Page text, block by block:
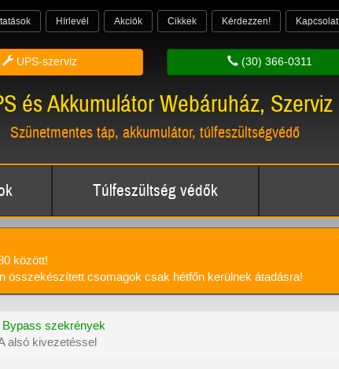
Hírlevél Akciók Cikkek Kérdezzen! Kapcsolat
UPS-szerviz (30) 366-0311
és Akkumulátor Webáruház, Szerviz
Szünetmentes táp, akkumulátor, túlfeszültségvédő
Túlfeszültség védők
között!
csomagok csak hétfőn kerülnek átadásra!
Bypass szekrények
alsó kivezetéssel